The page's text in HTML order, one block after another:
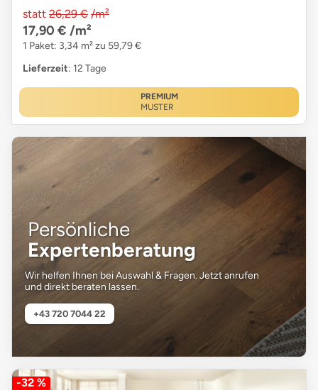
statt 26,29 € /m²
17,90 € /m²
1 Paket: 3,34 m² zu 59,79 €
Lieferzeit: 12 Tage
PREMIUM
MUSTER
Persönliche
Expertenberatung
Wir helfen Ihnen bei Auswahl & Fragen. Jetzt anrufen
und direkt beraten lassen.
+43 720 7044 22
-32 %